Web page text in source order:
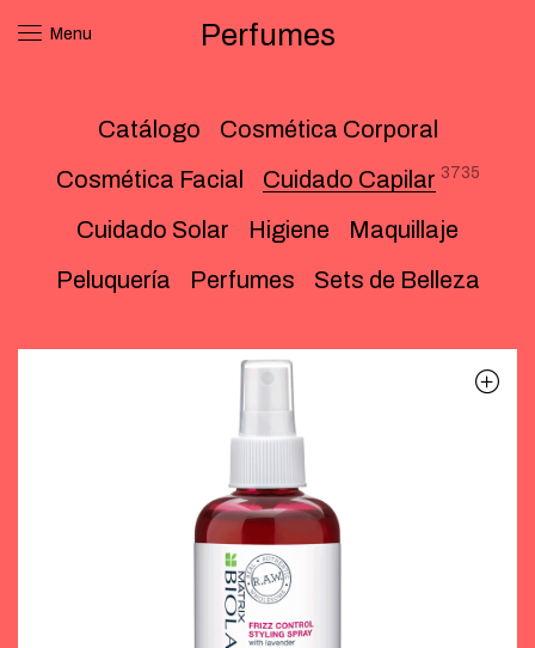
Menu Perfumes
Catálogo
Cosmética Corporal
Cosmética Facial
Cuidado Capilar 3735
Cuidado Solar Higiene
Maquillaje
Peluquería
Perfumes Sets de Belleza